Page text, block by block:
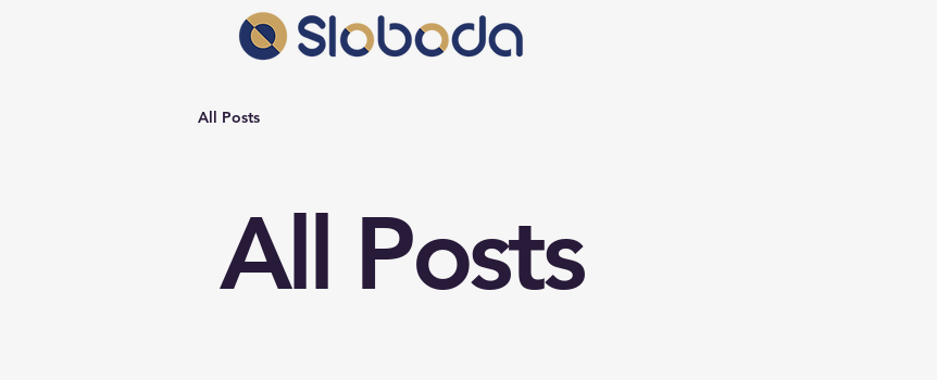
All Posts
All Posts